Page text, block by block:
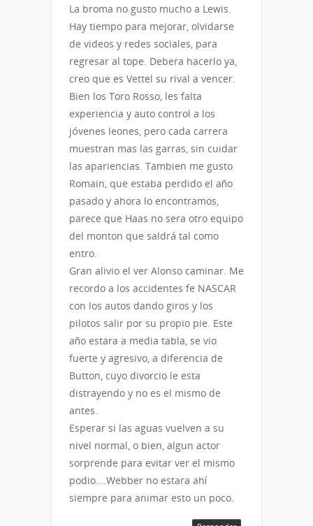
La broma no gusto mucho a Lewis.
Hay tiempo para mejorar, olvidarse
de videos y redes sociales, para
regresar al tope. Debera hacerlo ya,
creo que es Vettel su rival a vencer.
Bien los Toro Rosso, les falta
experiencia y auto control a los
jóvenes leones, pero cada carrera
muestran mas las garras, sin cuidar
las apariencias. Tambien me gusto
Romain, que estaba perdido el año
pasado y ahora lo encontramos,
parece que Haas no sera otro equipo
del monton que saldrá tal como
entro.
Gran alivio el ver Alonso caminar. Me
recordo a los accidentes fe NASCAR
con los autos dando giros y los
pilotos salir por su propio pie. Este
año estara a media tabla, se vio
fuerte y agresivo, a diferencia de
Button, cuyo divorcio le esta
distrayendo y no es el mismo de
antes.
Esperar si las aguas vuelven a su
nivel normal, o bien, algun actor
sorprende para evitar ver el mismo
podio….Webber no estara ahí
siempre para animar esto un poco.